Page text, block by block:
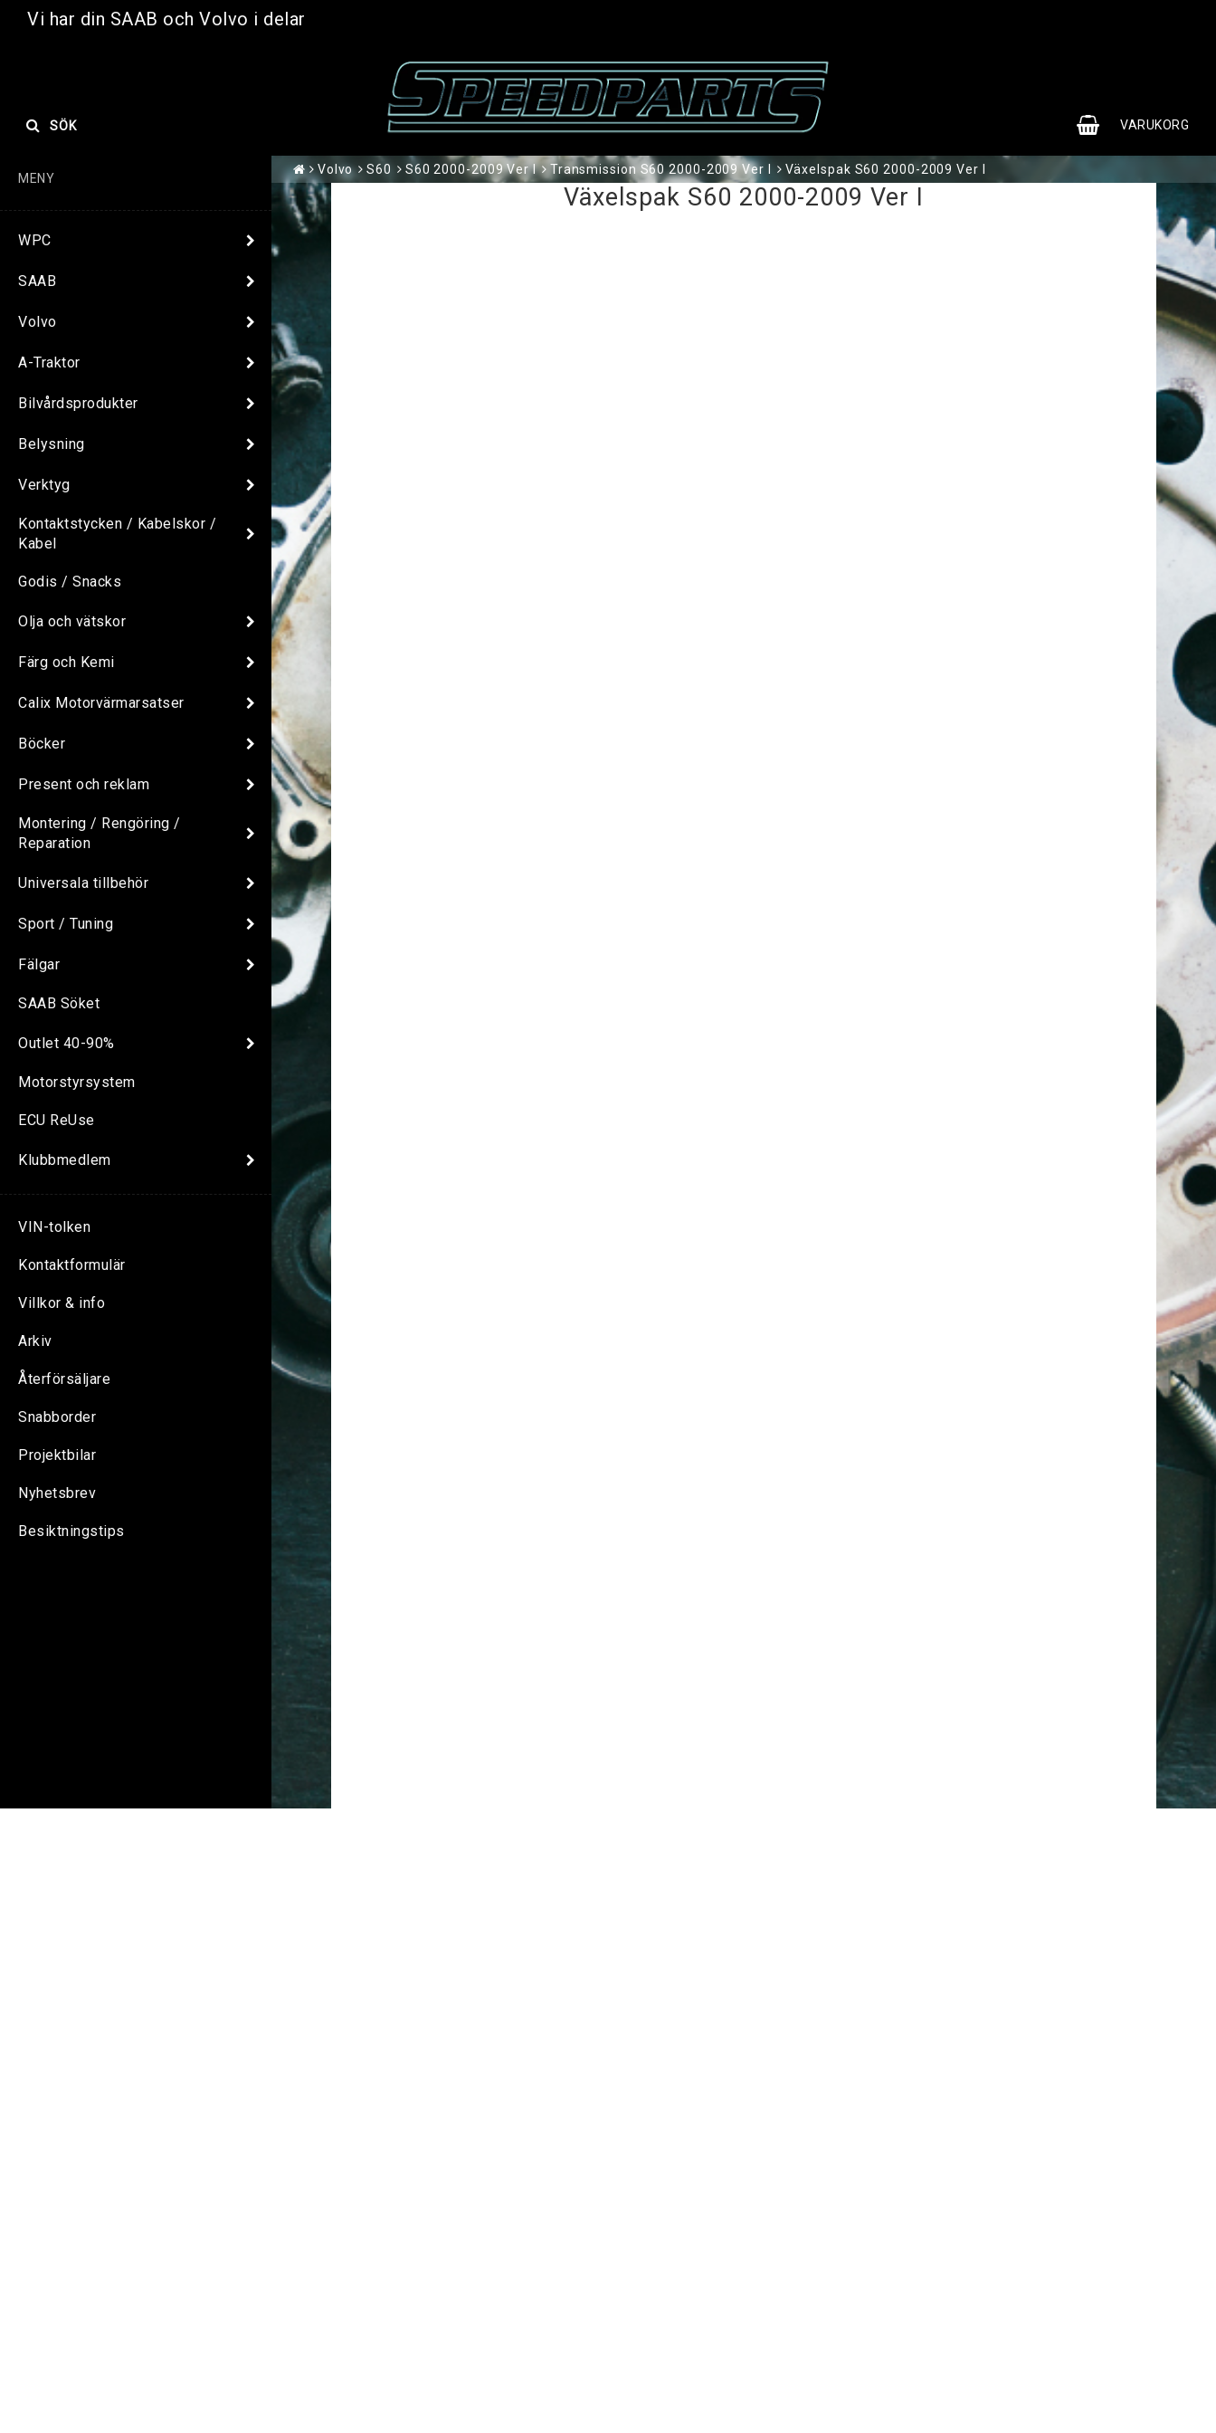
Vi har din SAAB och Volvo i delar
VARUKORG
SÖK
MENY
WPC
SAAB
Volvo
A-Traktor
Bilvårdsprodukter
Belysning
Verktyg
Kontaktstycken / Kabelskor /
Kabel
Godis / Snacks
Olja och vätskor
Färg och Kemi
Calix Motorvärmarsatser
Böcker
Present och reklam
Montering / Rengöring /
Reparation
Universala tillbehör
Sport / Tuning
Fälgar
SAAB Söket
Outlet 40-90%
Motorstyrsystem
ECU ReUse
Klubbmedlem
VIN-tolken
Kontaktformulär
Villkor & info
Arkiv
Återförsäljare
Snabborder
Projektbilar
Nyhetsbrev
Besiktningstips
Volvo S60 S60 2000-2009 Ver I Transmission S60 2000-2009 Ver I Växelspak S60 2000-2009 Ver I
Växelspak S60 2000-2009 Ver I